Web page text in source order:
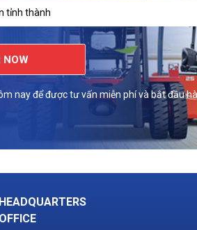
tỉnh thành
NOW
nay để được tư vấn miễn phí và bắt đầu
HEADQUARTERS
OFFICE